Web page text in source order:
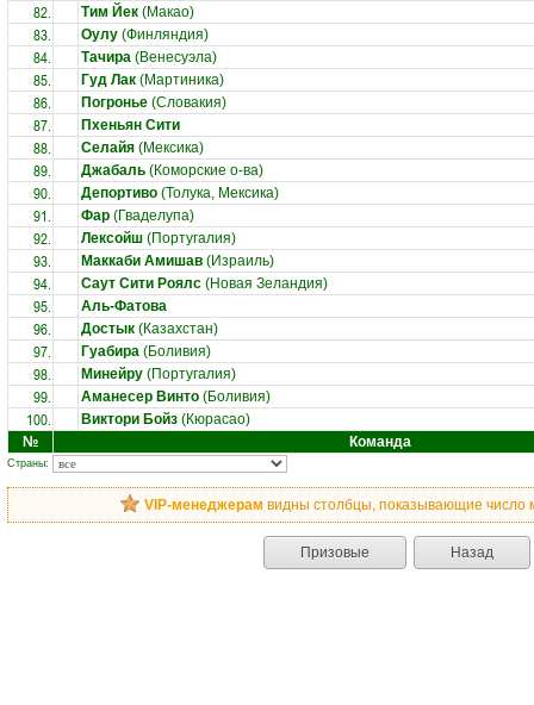
82. Тим Йек (Макао)
83. Оулу (Финляндия)
84. Тачира (Венесуэла)
85. Гуд Лак (Мартиника)
86. Погронье (Словакия)
87. Пхеньян Сити
88. Селайя (Мексика)
89. Джабаль (Коморские о-ва)
90. Депортиво (Толука, Мексика)
91. Фар (Гваделупа)
92. Лексойш (Португалия)
93. Маккаби Амишав (Израиль)
94. Саут Сити Роялс (Новая Зеландия)
95. Аль-Фатова
96. Достык (Казахстан)
97. Гуабира (Боливия)
98. Минейру (Португалия)
99. Аманесер Винто (Боливия)
100. Виктори Бойз (Кюрасао)
№
Команда
Страны:
VIP-менеджерам видны столбцы, показывающие число
Призовые Назад